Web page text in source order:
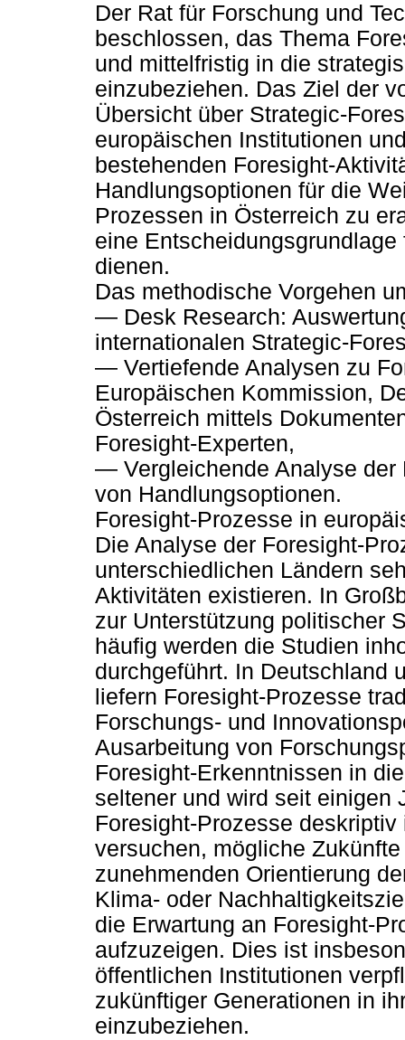
Der Rat für Forschung und
beschlossen, das Thema
und mittelfristig in die
einzubeziehen. Das Ziel der
Übersicht über Strategic-
europäischen Institutionen
bestehenden Foresight-
Handlungsoptionen für die
Prozessen in Österreich zu
eine
dienen.
Das methodische Vorgehen
— Desk Research:
internationalen Strategic-
— Vertiefende Analysen zu
Europäischen Kommission,
Österreich mittels
Foresight-Experten,
— Vergleichende Analyse der
von Handlungsoptionen.
Foresight-Prozesse in
Die Analyse der Foresight-
unterschiedlichen Ländern
Aktivitäten existieren. In
zur Unterstützung politischer
häufig werden die Studien
durchgeführt. In Deutschland
liefern Foresight-Prozesse
Forschungs- und
Ausarbeitung von
Foresight-Erkenntnissen in
seltener und wird seit einigen
Foresight-Prozesse
versuchen, mögliche
zunehmenden Orientierung
Klima- oder
die Erwartung an Foresight-
aufzuzeigen. Dies ist
öffentlichen Institutionen
zukünftiger Generationen in
einzubeziehen.